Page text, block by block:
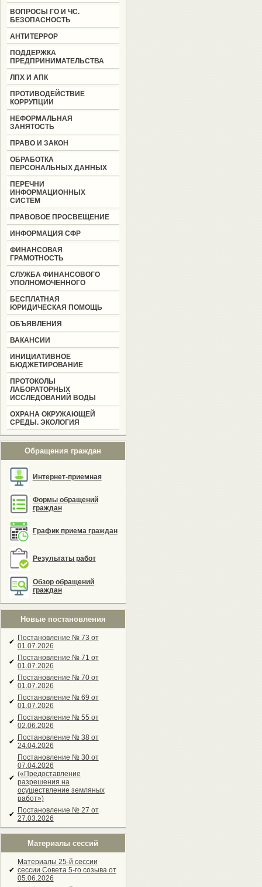
ВОПРОСЫ ГО И ЧС.
БЕЗОПАСНОСТЬ
АНТИТЕРРОР
ПОДДЕРЖКА
ПРЕДПРИНИМАТЕЛЬСТВА
ЛПХ И АПК
ПРОТИВОДЕЙСТВИЕ
КОРРУПЦИИ
НЕФОРМАЛЬНАЯ
ЗАНЯТОСТЬ
ПРАВО И ЗАКОН
ОБРАБОТКА
ПЕРСОНАЛЬНЫХ ДАННЫХ
ПЕРЕЧНИ
ИНФОРМАЦИОННЫХ
СИСТЕМ
ПРАВОВОЕ ПРОСВЕЩЕНИЕ
ИНФОРМАЦИЯ СФР
ФИНАНСОВАЯ
ГРАМОТНОСТЬ
СЛУЖБА ФИНАНСОВОГО
УПОЛНОМОЧЕННОГО
БЕСПЛАТНАЯ
ЮРИДИЧЕСКАЯ ПОМОЩЬ
ОБЪЯВЛЕНИЯ
ВАКАНСИИ
ИНИЦИАТИВНОЕ
БЮДЖЕТИРОВАНИЕ
ПРОТОКОЛЫ
ЛАБОРАТОРНЫХ
ИССЛЕДОВАНИЙ ВОДЫ
ОХРАНА ОКРУЖАЮЩЕЙ
СРЕДЫ. ЭКОЛОГИЯ
Обращения граждан
Интернет-приемная
Формы обращений
граждан
График приема граждан
Результаты работ
Обзор обращений
граждан
Новые постановления
✔ Постановление № 73 от
01.07.2026
✔ Постановление № 71 от
01.07.2026
✔ Постановление № 70 от
01.07.2026
✔ Постановление № 69 от
01.07.2026
✔ Постановление № 55 от
02.06.2026
✔ Постановление № 38 от
24.04.2026
✔
Постановление № 30 от
07.04.2026
(«Предоставление
разрешения на
осуществление земляных
работ»)
✔ Постановление № 27 от
27.03.2026
Материалы сессий
✔
Материалы 25-й сессии
сессии Совета 5-го созыва от
05.06.2026